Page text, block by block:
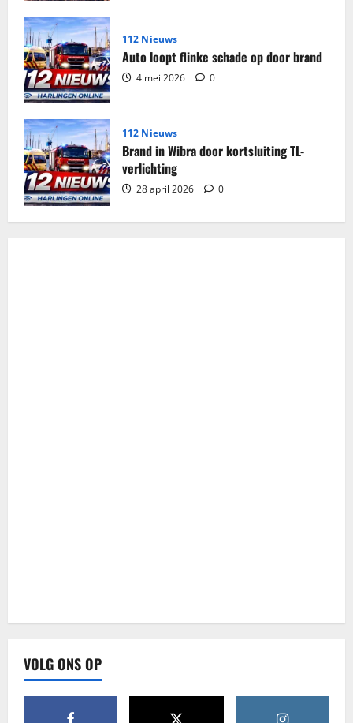
112 Nieuws
Auto loopt flinke schade op door brand
4 mei 2026 0
112 Nieuws
Brand in Wibra door kortsluiting TL-
verlichting
28 april 2026 0
VOLG ONS OP